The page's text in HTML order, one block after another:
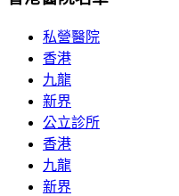
私營醫院
香港
九龍
新界
公立診所
香港
九龍
新界